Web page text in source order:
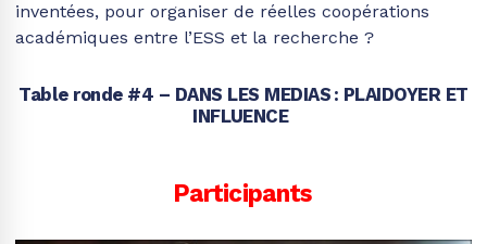
inventées, pour organiser de réelles coopérations
académiques entre l’ESS et la recherche ?
Table ronde #4 – DANS LES MEDIAS : PLAIDOYER ET
INFLUENCE
Participants